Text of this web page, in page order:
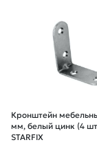
Кронштейн
мм, белый цинк (4
STARFIX